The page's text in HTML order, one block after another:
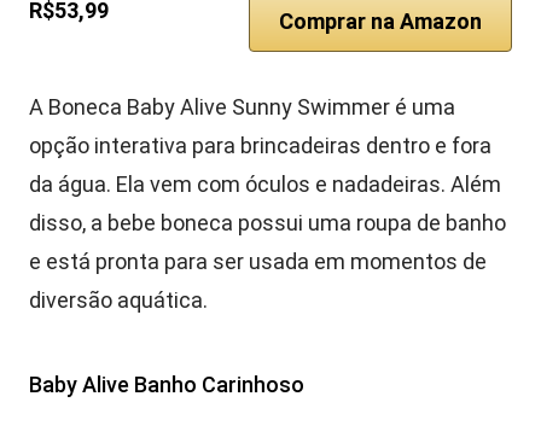
R$53,99 Comprar na Amazon
A Boneca Baby Alive Sunny Swimmer é uma
opção interativa para brincadeiras dentro e fora
da água. Ela vem com óculos e nadadeiras. Além
disso, a bebe boneca possui uma roupa de banho
e está pronta para ser usada em momentos de
diversão aquática.
Baby Alive Banho Carinhoso